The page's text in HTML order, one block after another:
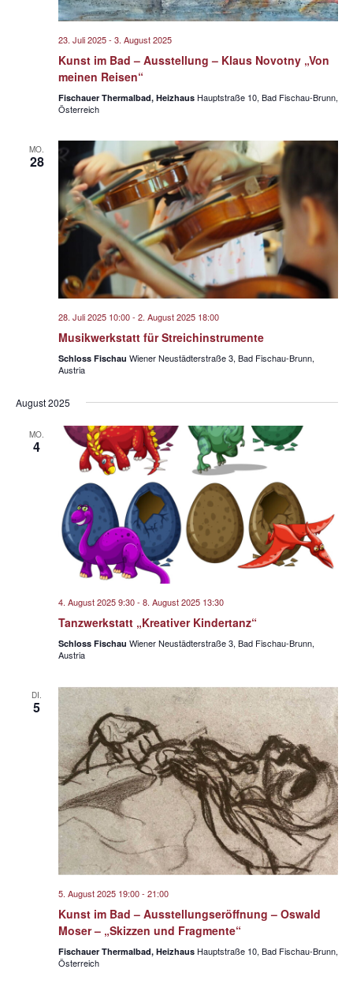
23. Juli 2025- 3. August 2025
Kunst im Bad – Ausstellung – Klaus Novotny „Von
meinen Reisen“
Fischauer Thermalbad, Heizhaus Hauptstraße 10, Bad Fischau-Brunn,
Österreich
MO.
28
28. Juli 2025 10:00- 2. August 2025 18:00
Musikwerkstatt für Streichinstrumente
Schloss Fischau Wiener Neustädterstraße 3, Bad Fischau-Brunn,
Austria
August 2025
MO.
4
4. August 2025 9:30- 8. August 2025 13:30
Tanzwerkstatt „Kreativer Kindertanz“
Schloss Fischau Wiener Neustädterstraße 3, Bad Fischau-Brunn,
Austria
DI.
5
5. August 2025 19:00- 21:00
Kunst im Bad – Ausstellungseröffnung – Oswald
Moser – „Skizzen und Fragmente“
Fischauer Thermalbad, Heizhaus Hauptstraße 10, Bad Fischau-Brunn,
Österreich